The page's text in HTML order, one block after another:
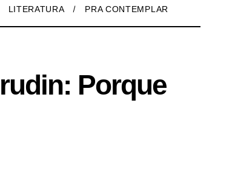
LITERATURA PRA CONTEMPLAR
Porque